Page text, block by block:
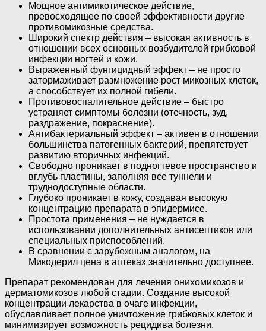
Мощное антимикотическое действие,
превосходящее по своей эффективности другие
противомикозные средства.
Широкий спектр действия – высокая активность в
отношении всех основных возбудителей грибковой
инфекции ногтей и кожи.
Выраженный фунгицидный эффект – не просто
затормаживает размножение рост микозных клеток,
а способствует их полной гибели.
Противовоспалительное действие – быстро
устраняет симптомы болезни (отечность, зуд,
раздражение, покраснение).
Антибактериальный эффект – активен в отношении
большинства патогенных бактерий, препятствует
развитию вторичных инфекций.
Свободно проникает в подногтевое пространство и
вглубь пластины, заполняя все туннели и
труднодоступные области.
Глубоко проникает в кожу, создавая высокую
концентрацию препарата в эпидермисе.
Простота применения – не нуждается в
использовании дополнительных антисептиков или
специальных приспособлений.
В сравнении с зарубежным аналогом, на
Микодерил цена в аптеках значительно доступнее.
Препарат рекомендован для лечения онихомикозов и
дерматомикозов любой стадии. Создание высокой
концентрации лекарства в очаге инфекции,
обуславливает полное уничтожение грибковых клеток и
минимизирует возможность рецидива болезни.